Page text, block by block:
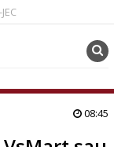
08:45